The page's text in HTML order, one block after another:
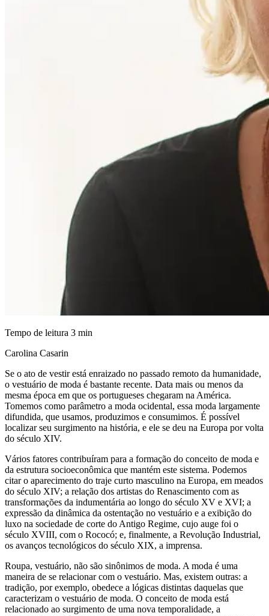
Tempo de leitura 3 min
Carolina Casarin
Se o ato de vestir está enraizado no passado remoto da humanidade,
o vestuário de moda é bastante recente. Data mais ou menos da
mesma época em que os portugueses chegaram na América.
Tomemos como parâmetro a moda ocidental, essa moda largamente
difundida, que usamos, produzimos e consumimos. É possível
localizar seu surgimento na história, e ele se deu na Europa por volta
do século XIV.
Vários fatores contribuíram para a formação do conceito de moda e
da estrutura socioeconômica que mantém este sistema. Podemos
citar o aparecimento do traje curto masculino na Europa, em meados
do século XIV; a relação dos artistas do Renascimento com as
transformações da indumentária ao longo do século XV e XVI; a
expressão da dinâmica da ostentação no vestuário e a exibição do
luxo na sociedade de corte do Antigo Regime, cujo auge foi o
século XVIII, com o Rococó; e, finalmente, a Revolução Industrial,
os avanços tecnológicos do século XIX, a imprensa.
Roupa, vestuário, não são sinônimos de moda. A moda é uma
maneira de se relacionar com o vestuário. Mas, existem outras: a
tradição, por exemplo, obedece a lógicas distintas daquelas que
caracterizam o vestuário de moda. O conceito de moda está
relacionado ao surgimento de uma nova temporalidade, a